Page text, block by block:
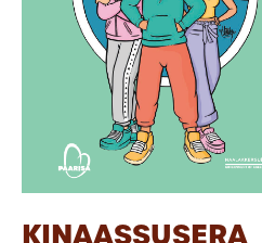
KINAASSUSERA